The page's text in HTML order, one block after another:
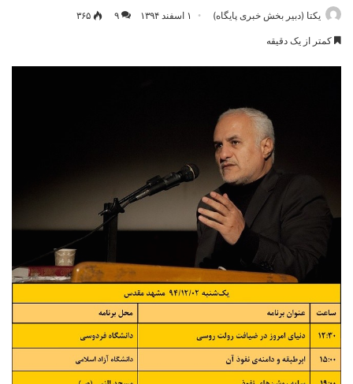
یکتا (دبیر بخش خبری پایگاه) ۱ اسفند ۱۳۹۴ ۹ ۳۶۵
کمتر از یک دقیقه